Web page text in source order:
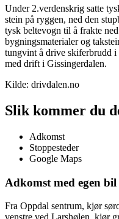
Under 2.verdenskrig satte
stein på ryggen, ned den
tysk beltevogn til å frakte
bygningsmaterialer og
tungvint å drive skiferbrudd i
med drift i Gissingerdalen.
Kilde: drivdalen.no
Slik kommer du
Adkomst
Stoppesteder
Google Maps
Adkomst med egen bil
Fra Oppdal sentrum, kjør